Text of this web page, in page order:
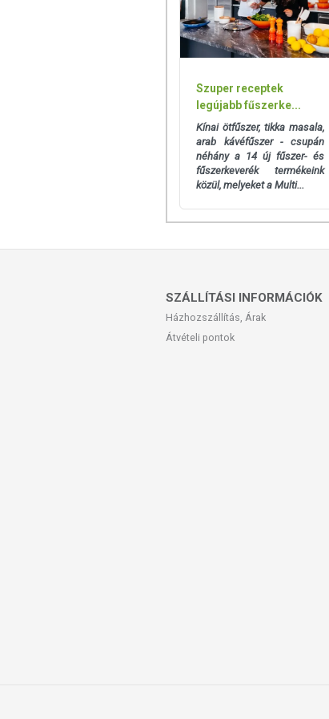
Szuper receptek
legújabb fűszerke...
Kínai ötfűszer, tikka masala,
arab kávéfűszer - csupán
néhány a 14 új fűszer- és
fűszerkeverék termékeink
közül, melyeket a Multi...
SZÁLLÍTÁSI INFORMÁCIÓK
Házhozszállítás, Árak
Átvételi pontok